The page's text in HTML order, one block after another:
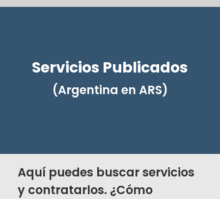
Servicios Publicados
(Argentina en ARS)
Aquí puedes buscar servicios
y contratarlos. ¿Cómo